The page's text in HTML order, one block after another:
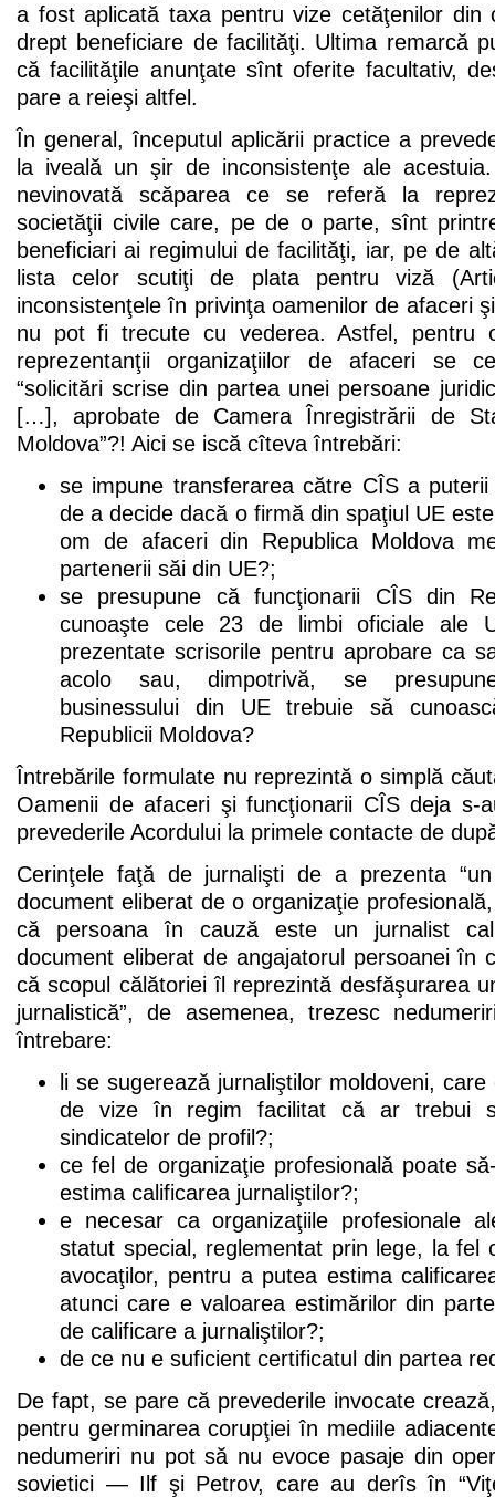
a fost aplicată taxa pentru vize cetăţenilor din
drept beneficiare de facilităţi. Ultima remarcă
că facilităţile anunţate sînt oferite facultativ,
pare a reieşi altfel.
În general, începutul aplicării practice a
la iveală un şir de inconsistenţe ale
nevinovată scăparea ce se referă la
societăţii civile care, pe de o parte, sînt
beneficiari ai regimului de facilităţi, iar, pe de
lista celor scutiţi de plata pentru viză
inconsistenţele în privinţa oamenilor de afaceri
nu pot fi trecute cu vederea. Astfel, pentru
reprezentanţii organizaţiilor de afaceri se
“solicitări scrise din partea unei persoane
[…], aprobate de Camera Înregistrării de
Moldova”?! Aici se iscă cîteva întrebări:
se impune transferarea către CÎS a puterii
de a decide dacă o firmă din spaţiul UE
om de afaceri din Republica Moldova
partenerii săi din UE?;
se presupune că funcţionarii CÎS din
cunoaşte cele 23 de limbi oficiale
prezentate scrisorile pentru aprobare ca
acolo sau, dimpotrivă, se
businessului din UE trebuie să
Republicii Moldova?
Întrebările formulate nu reprezintă o simplă
Oamenii de afaceri şi funcţionarii CÎS deja s-
prevederile Acordului la primele contacte de
Cerinţele faţă de jurnalişti de a prezenta
document eliberat de o organizaţie
că persoana în cauză este un jurnalist
document eliberat de angajatorul persoanei în
că scopul călătoriei îl reprezintă desfăşurarea
jurnalistică”, de asemenea, trezesc
întrebare:
li se sugerează jurnaliştilor moldoveni,
de vize în regim facilitat că ar trebui
sindicatelor de profil?;
ce fel de organizaţie profesională poate
estima calificarea jurnaliştilor?;
e necesar ca organizaţiile profesionale
statut special, reglementat prin lege, la fel
avocaţilor, pentru a putea estima
atunci care e valoarea estimărilor din
de calificare a jurnaliştilor?;
de ce nu e suficient certificatul din partea
De fapt, se pare că prevederile invocate
pentru germinarea corupţiei în mediile
nedumeriri nu pot să nu evoce pasaje din
sovietici — Ilf şi Petrov, care au derîs în